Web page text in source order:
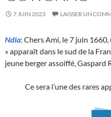
7 JUIN 2023 LAISSER UN
Ndla: Chers Ami, le 7 juin 1660,
» apparaît dans le sud de la
jeune berger assoiffé, Gaspard
Ce sera l’une des rares